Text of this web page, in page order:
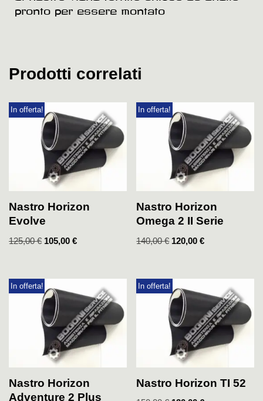
pronto per essere montato
Prodotti correlati
In offerta!
Nastro Horizon
Evolve
125,00€ 105,00 €
In offerta!
Nastro Horizon
Omega 2 II Serie
140,00€ 120,00€
In offerta!
Nastro Horizon
Adventure 2 Plus
In offerta!
Nastro Horizon TI 52